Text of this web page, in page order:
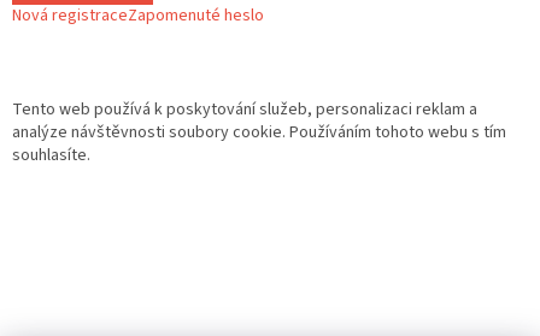
Nová registraceZapomenuté heslo
Tento web používá k poskytování služeb, personalizaci reklam a
analýze návštěvnosti soubory cookie. Používáním tohoto webu s tím
souhlasíte.